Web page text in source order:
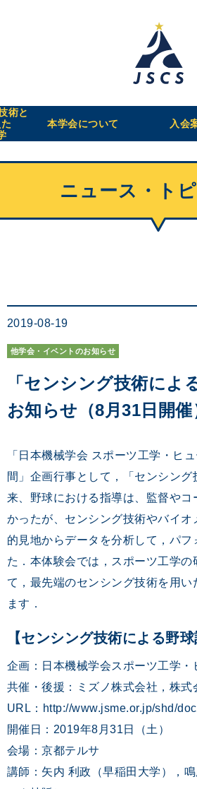
術と
本学会について 入会
ニュース・ト
2019-08-19
他学会・イベントのお知らせ
「センシング技術によ
お知らせ（8月31日開催
「日本機械学会 スポーツ工学・ヒ
間」企画行事として，「センシン
来、野球における指導は、監督や
かったが、センシング技術やバイ
的見地からデータを分析して，パ
た．本体験会では，スポーツ工学
て，最先端のセンシング技術を用
ます．
【センシング技術による野球
企画：日本機械学会スポーツ工学・
共催・後援：ミズノ株式会社，株式
URL：http://www.jsme.or.jp/shd/
開催日：2019年8月31日（土）
会場：京都テルサ
講師：矢内 利政（早稲田大学），